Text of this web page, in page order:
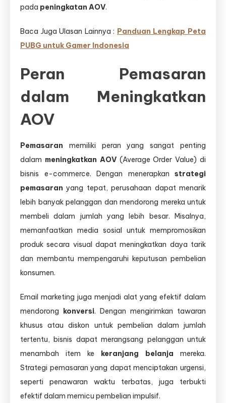
pada peningkatan AOV.
Baca Juga Ulasan Lainnya : Panduan Lengkap Peta
PUBG untuk Gamer Indonesia
Peran Pemasaran
dalam Meningkatkan
AOV
Pemasaran memiliki peran yang sangat penting
dalam meningkatkan AOV(Average Order Value) di
bisnis e-commerce. Dengan menerapkan strategi
pemasaran yang tepat, perusahaan dapat menarik
lebih banyak pelanggan dan mendorong mereka untuk
membeli dalam jumlah yang lebih besar. Misalnya,
memanfaatkan media sosial untuk mempromosikan
produk secara visual dapat meningkatkan daya tarik
dan membantu mempengaruhi keputusan pembelian
konsumen.
Email marketing juga menjadi alat yang efektif dalam
mendorong konversi. Dengan mengirimkan tawaran
khusus atau diskon untuk pembelian dalam jumlah
tertentu, bisnis dapat merangsang pelanggan untuk
menambah item ke keranjang belanja mereka.
Strategi pemasaran yang dapat menciptakan urgensi,
seperti penawaran waktu terbatas, juga terbukti
efektif dalam memicu pembelian impulsif.